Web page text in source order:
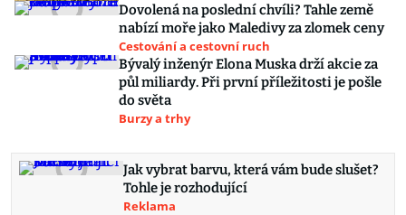
Dovolená na poslední chvíli? Tahle země
nabízí moře jako Maledivy za zlomek ceny
Cestování a cestovní ruch
Bývalý inženýr Elona Muska drží akcie za
půl miliardy. Při první příležitosti je pošle
do světa
Burzy a trhy
Jak vybrat barvu, která vám bude slušet?
Tohle je rozhodující
Reklama